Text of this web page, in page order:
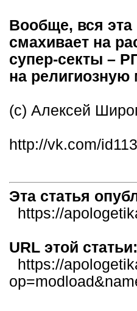
Вообще, вся эта
смахивает на
супер-секты –
на
(с) Алексей
http://vk.com/
Эта статья
https://
URL этой статьи:
https://